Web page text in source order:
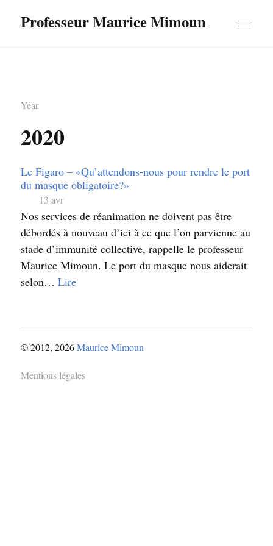
Professeur Maurice Mimoun
Year
2020
Le Figaro – «Qu’attendons-nous pour rendre le port
du masque obligatoire?»
13 avr
Nos services de réanimation ne doivent pas être
débordés à nouveau d’ici à ce que l’on parvienne au
stade d’immunité collective, rappelle le professeur
Maurice Mimoun. Le port du masque nous aiderait
selon… Lire
© 2012, 2026Maurice Mimoun
Mentions légales